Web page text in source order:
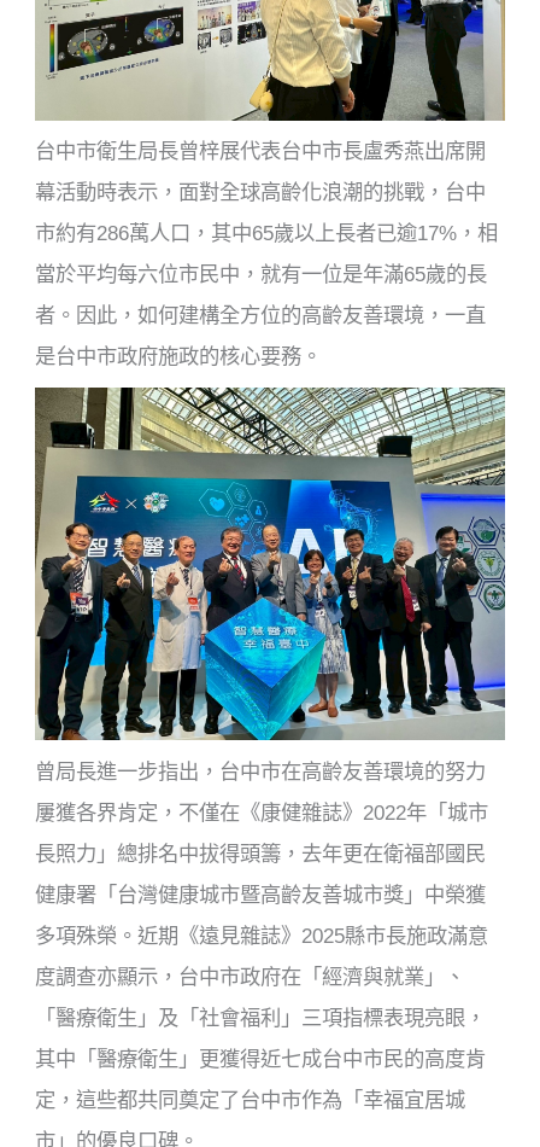
台中市衛生局長曾梓展代表台中市長盧秀燕出席開
幕活動時表示，面對全球高齡化浪潮的挑戰，台中
市約有286萬人口，其中65歲以上長者已逾17%，相
當於平均每六位市民中，就有一位是年滿65歲的長
者。因此，如何建構全方位的高齡友善環境，一直
是台中市政府施政的核心要務。
曾局長進一步指出，台中市在高齡友善環境的努力
屢獲各界肯定，不僅在《康健雜誌》2022年「城市
長照力」總排名中拔得頭籌，去年更在衛福部國民
健康署「台灣健康城市暨高齡友善城市獎」中榮獲
多項殊榮。近期《遠見雜誌》2025縣市長施政滿意
度調查亦顯示，台中市政府在「經濟與就業」、
「醫療衛生」及「社會福利」三項指標表現亮眼，
其中「醫療衛生」更獲得近七成台中市民的高度肯
定，這些都共同奠定了台中市作為「幸福宜居城
市」的優良口碑。